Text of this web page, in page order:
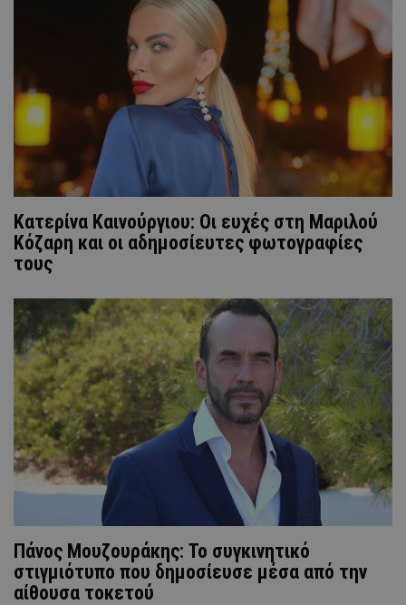
Κατερίνα Καινούργιου: Οι ευχές στη Μαριλού
Κόζαρη και οι αδημοσίευτες φωτογραφίες
τους
Πάνος Μουζουράκης: Το συγκινητικό
στιγμιότυπο που δημοσίευσε μέσα από την
αίθουσα τοκετού